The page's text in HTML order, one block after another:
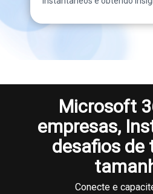
Microsoft
empresas,
desafios de
Conecte e